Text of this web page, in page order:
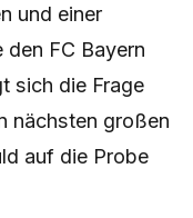
und einer
FC Bayern
sich die Frage
nächsten großen
auf die Probe